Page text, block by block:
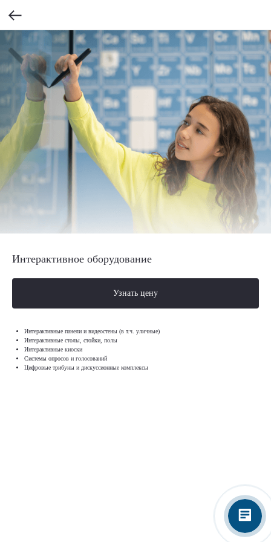
Интерактивное оборудование
Узнать цену
Интерактивные панели и видеостены (в т.ч. уличные)
Интерактивные столы, стойки, полы
Интерактивные киоски
Системы опросов и голосований
Цифровые трибуны и дискуссионные комплексы